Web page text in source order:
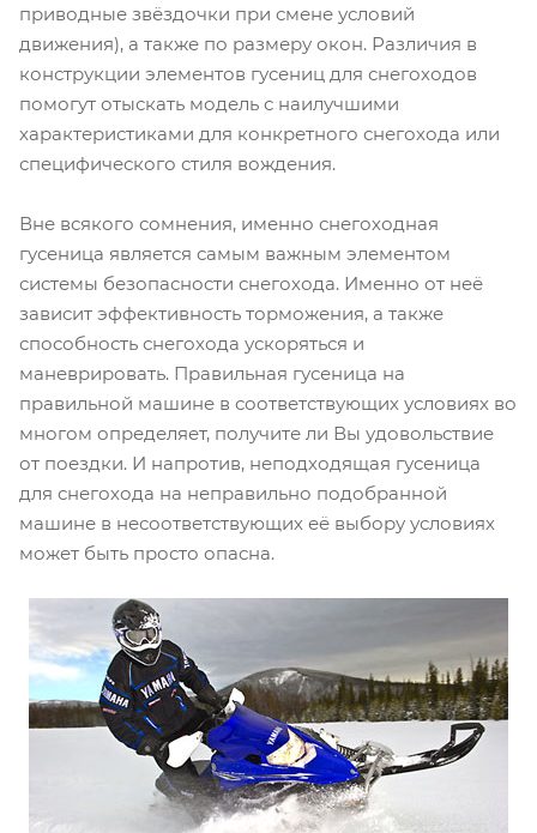
приводные звёздочки при смене условий
движения), а также по размеру окон. Различия в
конструкции элементов гусениц для снегоходов
помогут отыскать модель с наилучшими
характеристиками для конкретного снегохода или
специфического стиля вождения.
Вне всякого сомнения, именно снегоходная
гусеница является самым важным элементом
системы безопасности снегохода. Именно от неё
зависит эффективность торможения, а также
способность снегохода ускоряться и
маневрировать. Правильная гусеница на
правильной машине в соответствующих условиях во
многом определяет, получите ли Вы удовольствие
от поездки. И напротив, неподходящая гусеница
для снегохода на неправильно подобранной
машине в несоответствующих её выбору условиях
может быть просто опасна.